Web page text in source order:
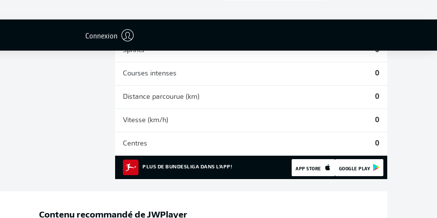
Connexion
Sprints 0
Courses intenses 0
Distance parcourue (km) 0
Vitesse (km/h) 0
Centres 0
PLUS DE BUNDESLIGA DANS L'APP! APP STORE GOOGLE PLAY
Contenu recommandé deJWPlayer